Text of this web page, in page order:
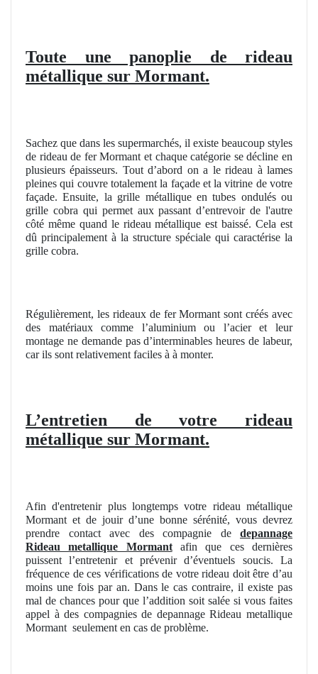
Toute une panoplie de rideau
métallique sur Mormant.
Sachez que dans les supermarchés, il existe beaucoup styles
de rideau de fer Mormant et chaque catégorie se décline en
plusieurs épaisseurs. Tout d’abord on a le rideau à lames
pleines qui couvre totalement la façade et la vitrine de votre
façade. Ensuite, la grille métallique en tubes ondulés ou
grille cobra qui permet aux passant d’entrevoir de l'autre
côté même quand le rideau métallique est baissé. Cela est
dû principalement à la structure spéciale qui caractérise la
grille cobra.
Régulièrement, les rideaux de fer Mormant sont créés avec
des matériaux comme l’aluminium ou l’acier et leur
montage ne demande pas d’interminables heures de labeur,
car ils sont relativement faciles à à monter.
L’entretien de votre rideau
métallique sur Mormant.
Afin d'entretenir plus longtemps votre rideau métallique
Mormant et de jouir d’une bonne sérénité, vous devrez
prendre contact avec des compagnie de depannage
Rideau metallique Mormantafin que ces dernières
puissent l’entretenir et prévenir d’éventuels soucis. La
fréquence de ces vérifications de votre rideau doit être d’au
moins une fois par an. Dans le cas contraire, il existe pas
mal de chances pour que l’addition soit salée si vous faites
appel à des compagnies de depannage Rideau metallique
Mormant seulement en cas de problème.